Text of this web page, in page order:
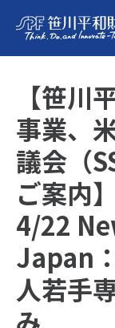
【笹
事業、
議会（
ご案内】
4/22
Japan
人若手